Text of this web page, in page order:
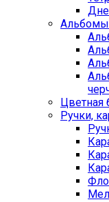
Альбомы
Цветная
Ручки,